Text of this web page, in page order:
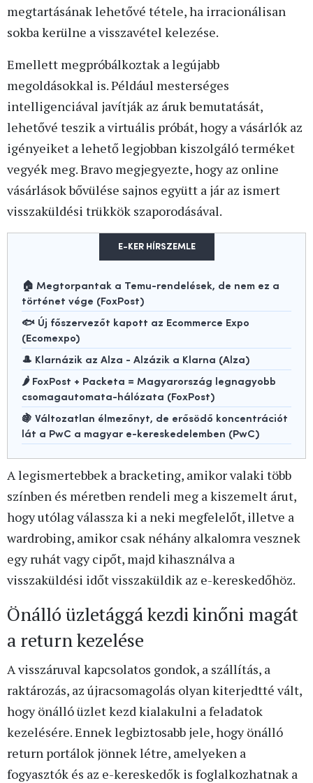
megtartásának lehetővé tétele, ha irracionálisan
sokba kerülne a visszavétel kelezése.
Emellett megpróbálkoztak a legújabb
megoldásokkal is. Például mesterséges
intelligenciával javítják az áruk bemutatását,
lehetővé teszik a virtuális próbát, hogy a vásárlók az
igényeiket a lehető legjobban kiszolgáló terméket
vegyék meg. Bravo megjegyezte, hogy az online
vásárlások bővülése sajnos együtt a jár az ismert
visszaküldési trükkök szaporodásával.
E-KER HÍRSZEMLE
🏠 Megtorpantak a Temu-rendelések, de nem ez a
történet vége (FoxPost)
🐟 Új főszervezőt kapott az Ecommerce Expo
(Ecomexpo)
🎩 Klarnázik az Alza - Alzázik a Klarna (Alza)
🌶️ FoxPost + Packeta = Magyarország legnagyobb
csomagautomata-hálózata (FoxPost)
🍇 Változatlan élmezőnyt, de erősödő koncentrációt
lát a PwC a magyar e-kereskedelemben (PwC)
A legismertebbek a bracketing, amikor valaki több
színben és méretben rendeli meg a kiszemelt árut,
hogy utólag válassza ki a neki megfelelőt, illetve a
wardrobing, amikor csak néhány alkalomra vesznek
egy ruhát vagy cipőt, majd kihasználva a
visszaküldési időt visszaküldik az e-kereskedőhöz.
Önálló üzletággá kezdi kinőni magát
a return kezelése
A visszáruval kapcsolatos gondok, a szállítás, a
raktározás, az újracsomagolás olyan kiterjedtté vált,
hogy önálló üzlet kezd kialakulni a feladatok
kezelésére. Ennek legbiztosabb jele, hogy önálló
return portálok jönnek létre, amelyeken a
fogyasztók és az e-kereskedők is foglalkozhatnak a